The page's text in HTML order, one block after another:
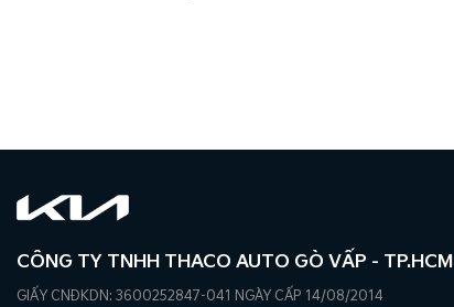
CÔNG TY TNHH THACO AUTO GÒ VẤP - TP.HCM
GIẤY CNĐKDN: 3600252847-041 NGÀY CẤP 14/08/2014